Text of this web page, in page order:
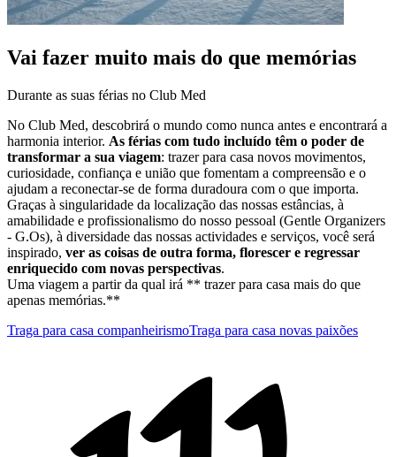
Vai fazer muito mais do que memórias
Durante as suas férias no Club Med
No Club Med, descobrirá o mundo como nunca antes e encontrará a
harmonia interior. As férias com tudo incluído têm o poder de
transformar a sua viagem: trazer para casa novos movimentos,
curiosidade, confiança e união que fomentam a compreensão e o
ajudam a reconectar-se de forma duradoura com o que importa.
Graças à singularidade da localização das nossas estâncias, à
amabilidade e profissionalismo do nosso pessoal (Gentle Organizers
- G.Os), à diversidade das nossas actividades e serviços, você será
inspirado, ver as coisas de outra forma, florescer e regressar
enriquecido com novas perspectivas.
Uma viagem a partir da qual irá ** trazer para casa mais do que
apenas memórias.**
Traga para casa companheirismoTraga para casa novas paixões